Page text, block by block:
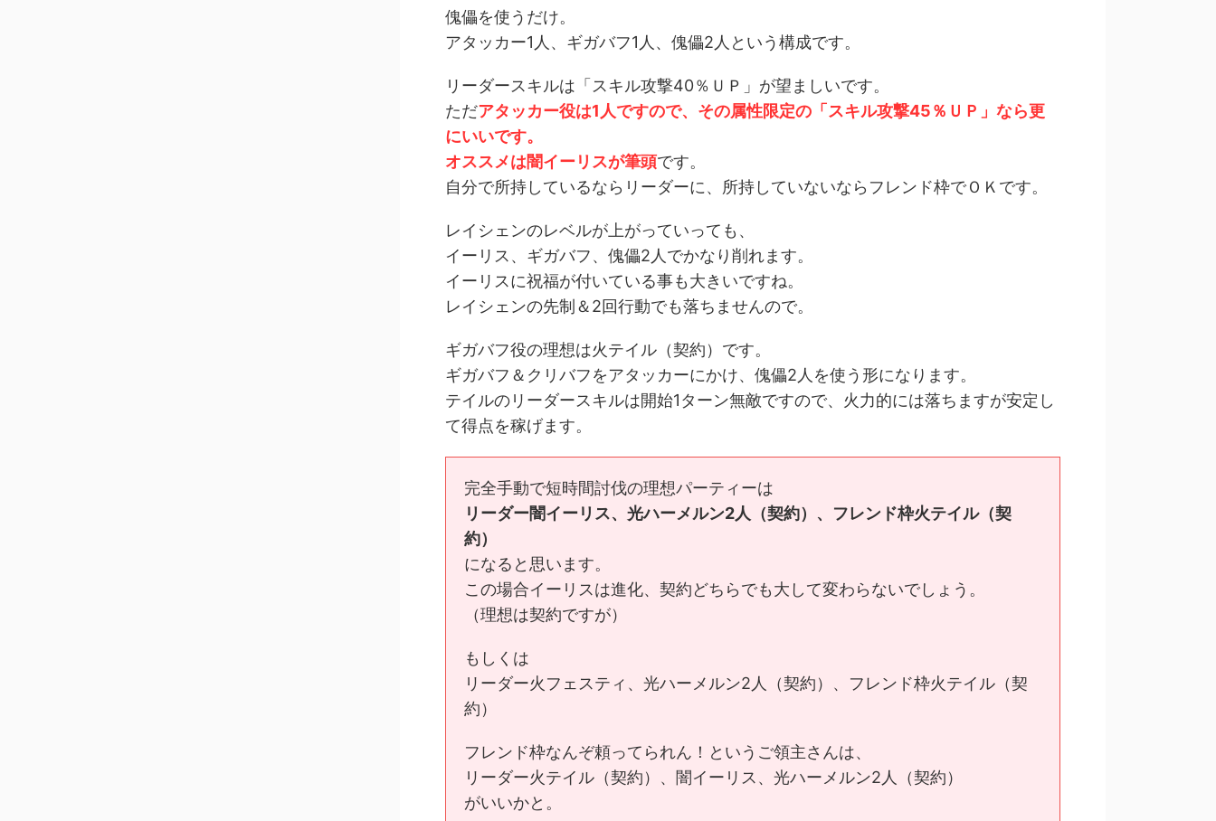
傀儡を使うだけ。
アタッカー1人、ギガバフ1人、傀儡2人という構成です。
リーダースキルは「スキル攻撃40％ＵＰ」が望ましいです。
ただアタッカー役は1人ですので、その属性限定の「スキル攻撃45％ＵＰ」なら更
にいいです。
オススメは闇イーリスが筆頭です。
自分で所持しているならリーダーに、所持していないならフレンド枠でＯＫです。
レイシェンのレベルが上がっていっても、
イーリス、ギガバフ、傀儡2人でかなり削れます。
イーリスに祝福が付いている事も大きいですね。
レイシェンの先制＆2回行動でも落ちませんので。
ギガバフ役の理想は火テイル（契約）です。
ギガバフ＆クリバフをアタッカーにかけ、傀儡2人を使う形になります。
テイルのリーダースキルは開始1ターン無敵ですので、火力的には落ちますが安定し
て得点を稼げます。
完全手動で短時間討伐の理想パーティーは
リーダー闇イーリス、光ハーメルン2人（契約）、フレンド枠火テイル（契
約）
になると思います。
この場合イーリスは進化、契約どちらでも大して変わらないでしょう。
（理想は契約ですが）
もしくは
リーダー火フェスティ、光ハーメルン2人（契約）、フレンド枠火テイル（契
約）
フレンド枠なんぞ頼ってられん！というご領主さんは、
リーダー火テイル（契約）、闇イーリス、光ハーメルン2人（契約）
がいいかと。